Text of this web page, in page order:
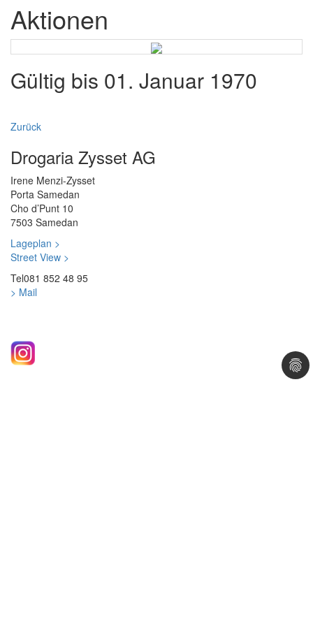
Aktionen
Gültig bis 01. Januar 1970
Zurück
Drogaria Zysset AG
Irene Menzi-Zysset
Porta Samedan
Cho d’Punt 10
7503 Samedan
Lageplan >
Street View >
Tel081 852 48 95
> Mail